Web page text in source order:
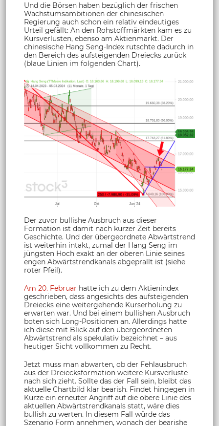
Und die Börsen haben bezüglich der frischen
Wachstumsambitionen der chinesischen
Regierung auch schon ein relativ eindeutiges
Urteil gefällt: An den Rohstoffmärkten kam es zu
Kursverlusten, ebenso am Aktienmarkt. Der
chinesische Hang Seng-Index rutschte dadurch in
den Bereich des aufsteigenden Dreiecks zurück
(blaue Linien im folgenden Chart).
Der zuvor bullishe Ausbruch aus dieser
Formation ist damit nach kurzer Zeit bereits
Geschichte. Und der übergeordnete Abwärtstrend
ist weiterhin intakt, zumal der Hang Seng im
jüngsten Hoch exakt an der oberen Linie seines
engen Abwärtstrendkanals abgeprallt ist (siehe
roter Pfeil).
Am 20. Februar hatte ich zu dem Aktienindex
geschrieben, dass angesichts des aufsteigenden
Dreiecks eine weitergehende Kurserholung zu
erwarten war. Und bei einem bullishen Ausbruch
boten sich Long-Positionen an. Allerdings hatte
ich diese mit Blick auf den übergeordneten
Abwärtstrend als spekulativ bezeichnet – aus
heutiger Sicht vollkommen zu Recht.
Jetzt muss man abwarten, ob der Fehlausbruch
aus der Dreiecksformation weitere Kursverluste
nach sich zieht. Sollte das der Fall sein, bleibt das
aktuelle Chartbild klar bearish. Findet hingegen in
Kürze ein erneuter Angriff auf die obere Linie des
aktuellen Abwärtstrendkanals statt, wäre dies
bullish zu werten. In diesem Fall würde das
Szenario Form annehmen, wonach der bearishe